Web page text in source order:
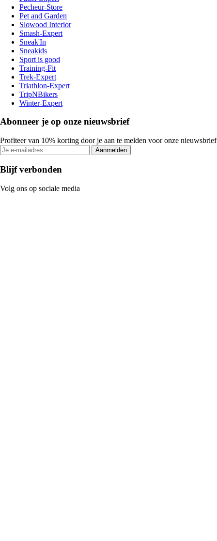
Pecheur-Store
Pet and Garden
Slowood Interior
Smash-Expert
Sneak'In
Sneakids
Sport is good
Training-Fit
Trek-Expert
Triathlon-Expert
TripNBikers
Winter-Expert
Abonneer je op onze nieuwsbrief
Profiteer van 10% korting door je aan te melden voor onze nieuwsbrief
Aanmelden
Blijf verbonden
Volg ons op sociale media